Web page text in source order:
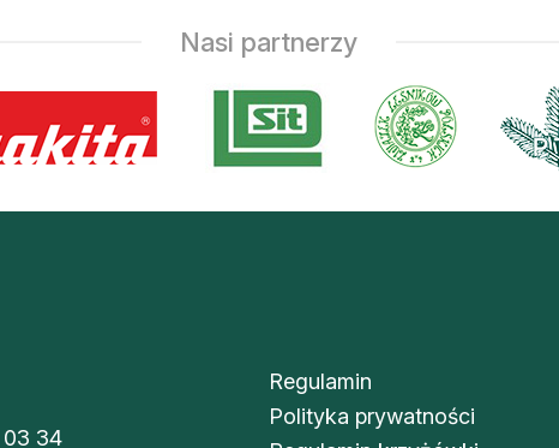
Nasi partnerzy
03 34
Regulamin
Polityka prywatności